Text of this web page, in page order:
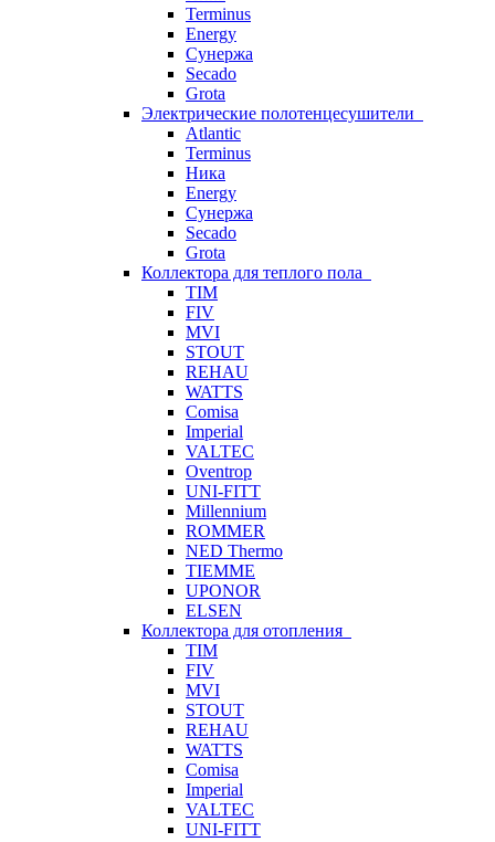
Terminus
Energy
Сунержа
Secado
Grota
Электрические полотенцесушители
Atlantic
Terminus
Ника
Energy
Сунержа
Secado
Grota
Коллектора для теплого пола
TIM
FIV
MVI
STOUT
REHAU
WATTS
Comisa
Imperial
VALTEC
Oventrop
UNI-FITT
Millennium
ROMMER
NED Thermo
TIEMME
UPONOR
ELSEN
Коллектора для отопления
TIM
FIV
MVI
STOUT
REHAU
WATTS
Comisa
Imperial
VALTEC
UNI-FITT